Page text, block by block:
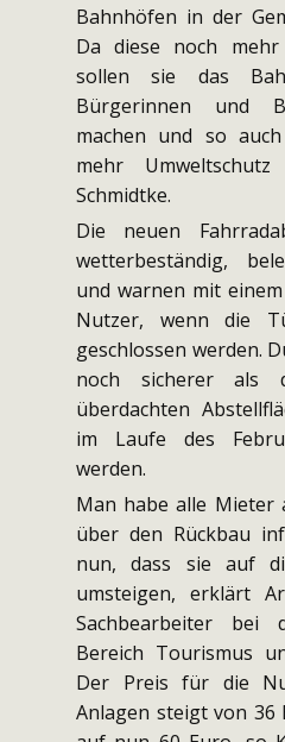
Bahnhöfen in der
Da diese noch
sollen sie das
Bürgerinnen und
machen und so
mehr
Schmidtke.
Die neuen
wetterbeständig,
und warnen mit
Nutzer, wenn die
geschlossen werden.
noch sicherer als
überdachten
im Laufe des
werden.
Man habe alle Mieter
über den Rückbau
nun, dass sie auf
umsteigen, erklärt
Sachbearbeiter bei
Bereich Tourismus
Der Preis für die
Anlagen steigt von 36